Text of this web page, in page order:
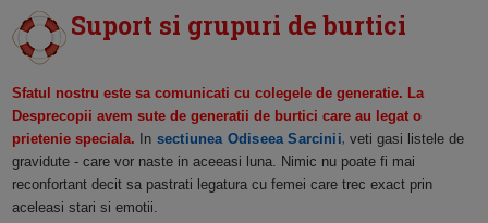
Suport si grupuri de burtici
Sfatul nostru este sa comunicati cu colegele de generatie. La
Desprecopii avem sute de generatii de burtici care au legat o
prietenie speciala.
In sectiunea Odiseea Sarcinii veti gasi listele de
gravidute - care vor naste in aceeasi luna. Nimic nu poate fi mai
reconfortant decit sa pastrati legatura cu femei care trec exact prin
aceleasi stari si emotii.